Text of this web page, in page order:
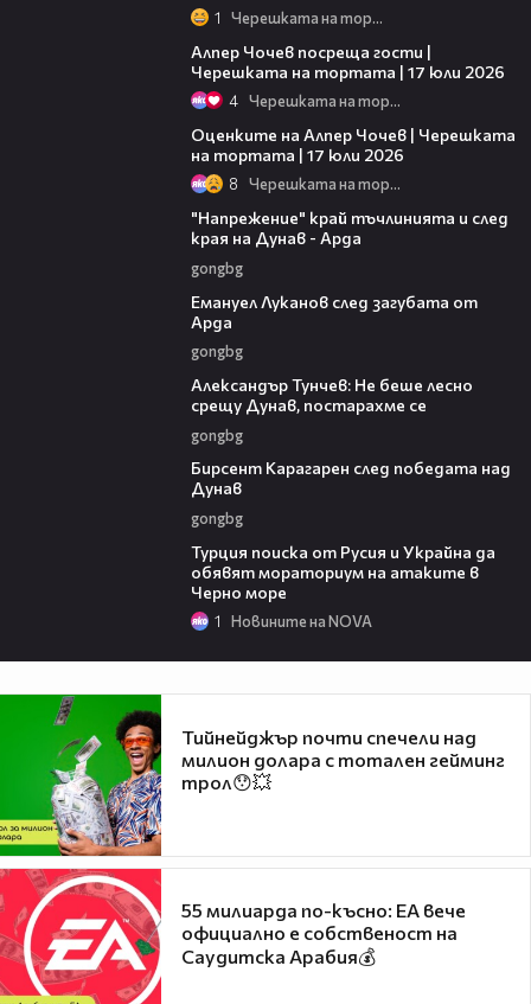
1 Черешката на тортата
Алпер Чочев посреща гости |
Черешката на тортата | 17 юли 2026
4 Черешката на тортата
Оценките на Алпер Чочев | Черешката
на тортата | 17 юли 2026
8 Черешката на тортата
"Напрежение" край тъчлинията и след
края на Дунав - Арда
gongbg
Емануел Луканов след загубата от
Арда
gongbg
Александър Тунчев: Не беше лесно
срещу Дунав, постарахме се
gongbg
Бирсент Карагарен след победата над
Дунав
gongbg
Турция поиска от Русия и Украйна да
обявят мораториум на атаките в
Черно море
1 Новините на NOVA
Тийнейджър почти спечели над
милион долара с тотален гейминг
трол😯💥
55 милиарда по-късно: EA вече
официално е собственост на
Саудитска Арабия💰